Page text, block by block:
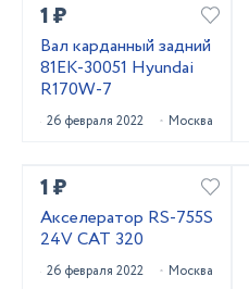
1 ₽
Вал карданный задний
81EK-30051 Hyundai
R170W-7
26 февраля 2022 Москва
1 ₽
Акселератор RS-755S
24V CAT 320
26 февраля 2022 Москва